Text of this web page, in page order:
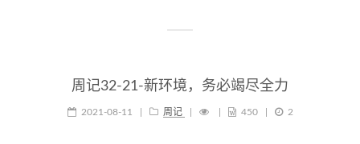
周记32-21-新环境，务必竭尽全力
2021-08-11 周记 450 2